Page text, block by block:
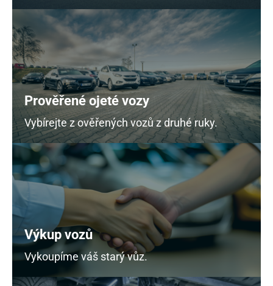
Prověřené ojeté vozy
Vybírejte z ověřených vozů z druhé ruky.
Výkup vozů
Vykoupíme váš starý vůz.